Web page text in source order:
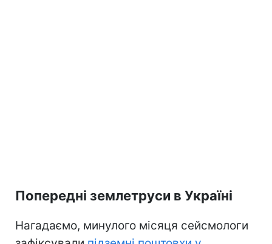
Попередні землетруси в Україні
Нагадаємо, минулого місяця сейсмологи